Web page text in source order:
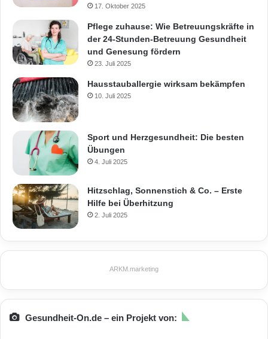
17. Oktober 2025
Pflege zuhause: Wie Betreuungskräfte in
der 24-Stunden-Betreuung Gesundheit
und Genesung fördern
23. Juli 2025
Hausstauballergie wirksam bekämpfen
10. Juli 2025
Sport und Herzgesundheit: Die besten
Übungen
4. Juli 2025
Hitzschlag, Sonnenstich & Co. – Erste
Hilfe bei Überhitzung
2. Juli 2025
ARKM.marketing
Gesundheit-On.de – ein Projekt von: